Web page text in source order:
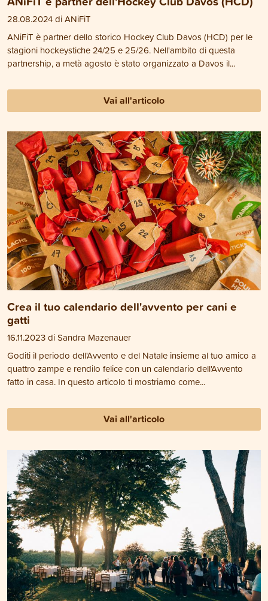
28.08.2024 di ANiFiT
ANiFiT è partner dello storico Hockey Club Davos (HCD) per le
stagioni hockeystiche 24/25 e 25/26. Nell'ambito di questa
partnership, a metà agosto è stato organizzato a Davos il...
Vai all'articolo
Crea il tuo calendario dell'avvento per cani e
gatti
16.11.2023 di Sandra Mazenauer
Goditi il periodo dell'Avvento e del Natale insieme al tuo amico a
quattro zampe e rendilo felice con un calendario dell'Avvento
fatto in casa. In questo articolo ti mostriamo come...
Vai all'articolo